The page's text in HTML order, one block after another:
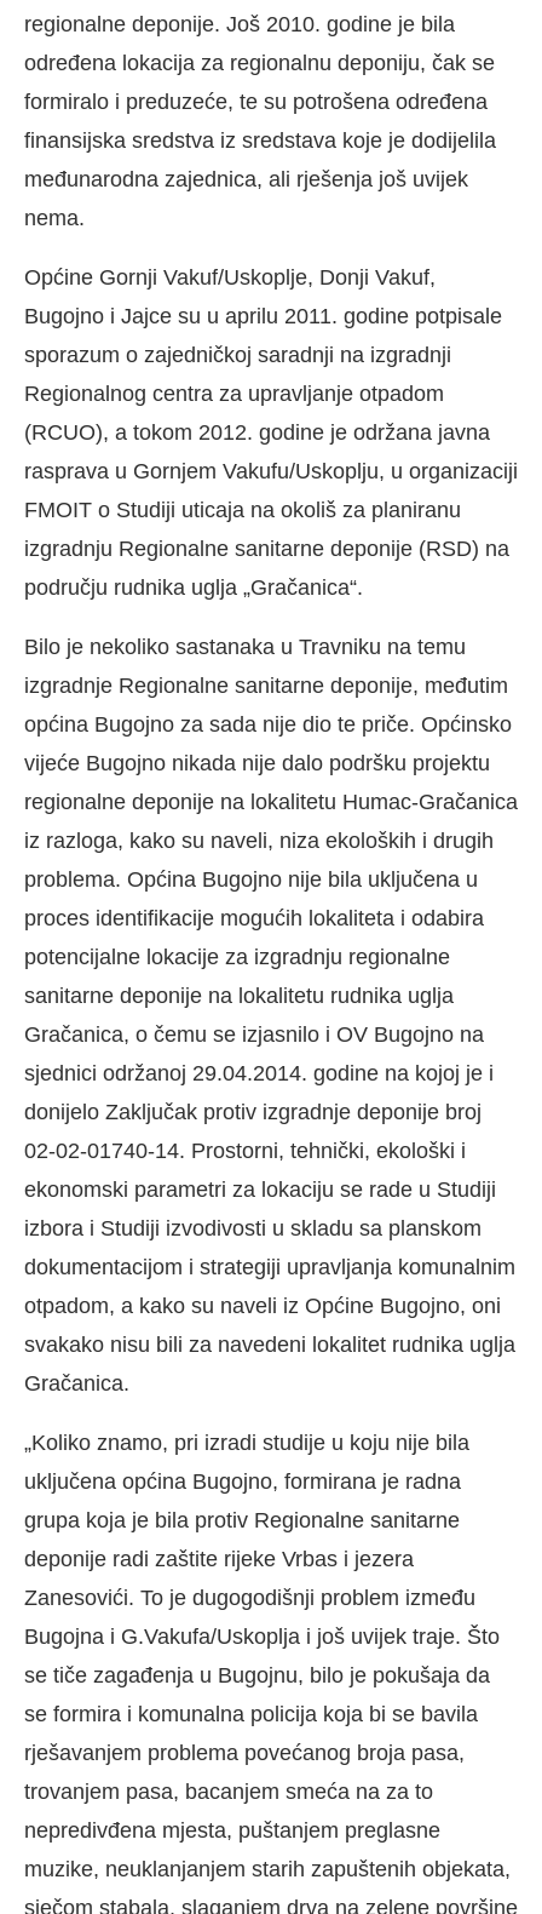
regionalne deponije. Još 2010. godine je bila
određena lokacija za regionalnu deponiju, čak se
formiralo i preduzeće, te su potrošena određena
finansijska sredstva iz sredstava koje je dodijelila
međunarodna zajednica, ali rješenja još uvijek
nema.
Općine Gornji Vakuf/Uskoplje, Donji Vakuf,
Bugojno i Jajce su u aprilu 2011. godine potpisale
sporazum o zajedničkoj saradnji na izgradnji
Regionalnog centra za upravljanje otpadom
(RCUO), a tokom 2012. godine je održana javna
rasprava u Gornjem Vakufu/Uskoplju, u organizaciji
FMOIT o Studiji uticaja na okoliš za planiranu
izgradnju Regionalne sanitarne deponije (RSD) na
području rudnika uglja „Gračanica“.
Bilo je nekoliko sastanaka u Travniku na temu
izgradnje Regionalne sanitarne deponije, međutim
općina Bugojno za sada nije dio te priče. Općinsko
vijeće Bugojno nikada nije dalo podršku projektu
regionalne deponije na lokalitetu Humac-Gračanica
iz razloga, kako su naveli, niza ekoloških i drugih
problema. Općina Bugojno nije bila uključena u
proces identifikacije mogućih lokaliteta i odabira
potencijalne lokacije za izgradnju regionalne
sanitarne deponije na lokalitetu rudnika uglja
Gračanica, o čemu se izjasnilo i OV Bugojno na
sjednici održanoj 29.04.2014. godine na kojoj je i
donijelo Zaključak protiv izgradnje deponije broj
02-02-01740-14. Prostorni, tehnički, ekološki i
ekonomski parametri za lokaciju se rade u Studiji
izbora i Studiji izvodivosti u skladu sa planskom
dokumentacijom i strategiji upravljanja komunalnim
otpadom, a kako su naveli iz Općine Bugojno, oni
svakako nisu bili za navedeni lokalitet rudnika uglja
Gračanica.
„Koliko znamo, pri izradi studije u koju nije bila
uključena općina Bugojno, formirana je radna
grupa koja je bila protiv Regionalne sanitarne
deponije radi zaštite rijeke Vrbas i jezera
Zanesovići. To je dugogodišnji problem između
Bugojna i G.Vakufa/Uskoplja i još uvijek traje. Što
se tiče zagađenja u Bugojnu, bilo je pokušaja da
se formira i komunalna policija koja bi se bavila
rješavanjem problema povećanog broja pasa,
trovanjem pasa, bacanjem smeća na za to
nepredivđena mjesta, puštanjem preglasne
muzike, neuklanjanjem starih zapuštenih objekata,
sječom stabala, slaganjem drva na zelene površine